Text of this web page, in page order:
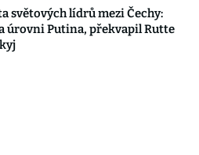
světových lídrů mezi Čechy:
úrovni Putina, překvapil Rutte